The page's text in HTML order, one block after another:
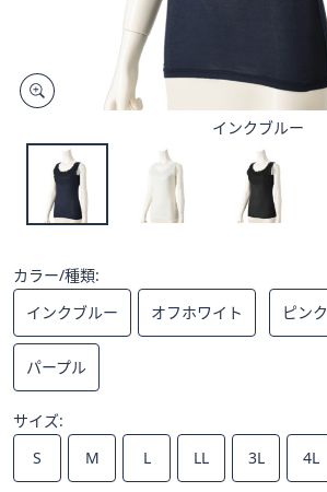
ス
で
右
ワ
プ
し
て
閲
覧
で
き
ま
インクブルー
カラー/種類:
インクブルー
オフホワイト ピンク
パープル
サイズ:
S
M L LL 3L 4L